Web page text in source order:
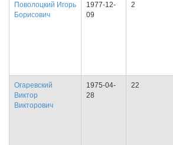
Поволоцкий Игорь
Борисович
1977-12-
09
2
Огаревский
Виктор
Викторович
1975-04-
28
22